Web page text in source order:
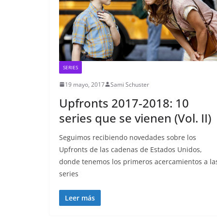
SERIES
19 mayo, 2017 Sami Schuster
Upfronts 2017-2018: 10
series que se vienen (Vol. II)
Seguimos recibiendo novedades sobre los
Upfronts de las cadenas de Estados Unidos,
donde tenemos los primeros acercamientos a
series
Leer más